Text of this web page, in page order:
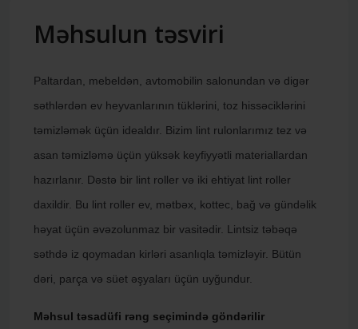
Məhsulun təsviri
Paltardan, mebeldən, avtomobilin salonundan və digər
səthlərdən ev heyvanlarının tüklərini, toz hissəciklərini
təmizləmək üçün idealdır. Bizim lint rulonlarımız tez və
asan təmizləmə üçün yüksək keyfiyyətli materiallardan
hazırlanır. Dəstə bir lint roller və iki ehtiyat lint roller
daxildir. Bu lint roller ev, mətbəx, kottec, bağ və gündəlik
həyat üçün əvəzolunmaz bir vasitədir. Lintsiz təbəqə
səthdə iz qoymadan kirləri asanlıqla təmizləyir. Bütün
dəri, parça və süet əşyaları üçün uyğundur.
Məhsul təsadüfi rəng seçimində göndərilir